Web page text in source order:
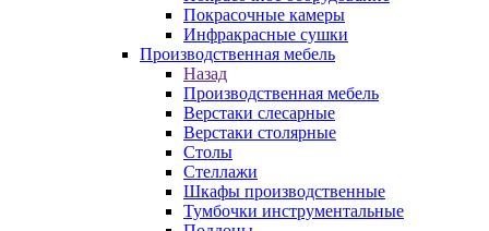
Покрасочные камеры
Инфракрасные сушки
Производственная мебель
Назад
Производственная мебель
Верстаки слесарные
Верстаки столярные
Столы
Стеллажи
Шкафы производственные
Тумбочки инструментальные